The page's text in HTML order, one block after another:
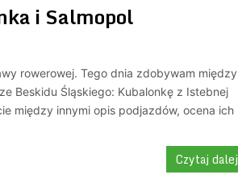
i Salmopol
rowerowej. Tego dnia zdobywam między
Beskidu Śląskiego: Kubalonkę z Istebnej
między innymi opis podjazdów, ocena ich
Czytaj dalej